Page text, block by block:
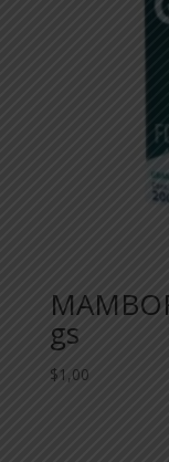
gs
$1,00